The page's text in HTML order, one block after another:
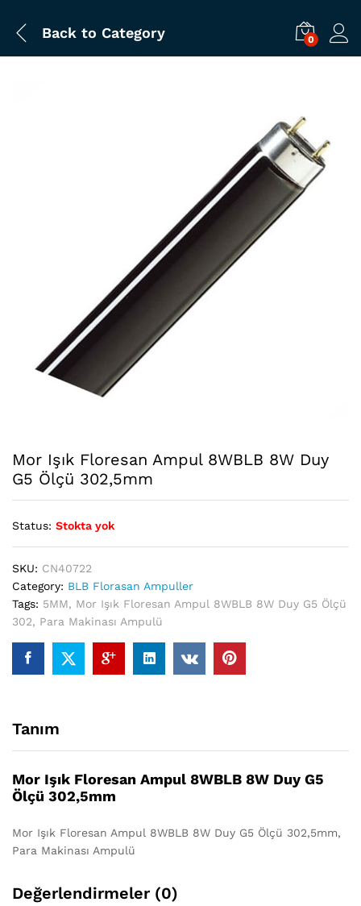
Back to Category 0
Mor Işık Floresan Ampul 8WBLB 8W Duy
G5 Ölçü 302,5mm
Status: Stokta yok
SKU: CN40722
Category: BLB Florasan Ampuller
Tags: 5MM, Mor Işık Floresan Ampul 8WBLB 8W Duy G5 Ölçü
302, Para Makinası Ampulü
Tanım
Mor Işık Floresan Ampul 8WBLB 8W Duy G5
Ölçü 302,5mm
Mor Işık Floresan Ampul 8WBLB 8W Duy G5 Ölçü 302,5mm,
Para Makinası Ampulü
Değerlendirmeler (0)